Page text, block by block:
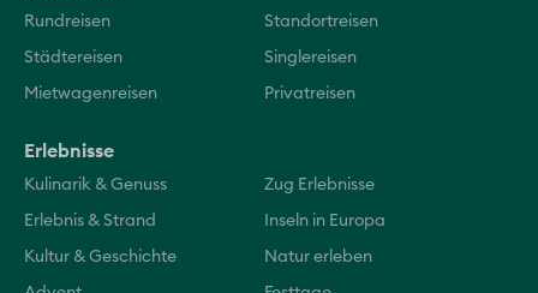
Rundreisen Standortreisen
Städtereisen Singlereisen
Mietwagenreisen Privatreisen
Erlebnisse
Kulinarik & Genuss Zug Erlebnisse
Erlebnis & Strand Inseln in Europa
Kultur & Geschichte Natur erleben